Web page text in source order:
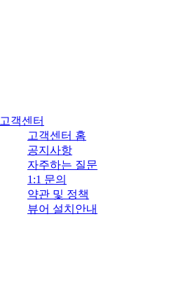
고객센터
고객센터 홈
공지사항
자주하는 질문
1:1 문의
약관 및 정책
뷰어 설치안내